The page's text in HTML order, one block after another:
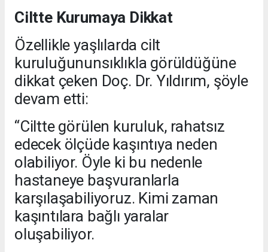
Ciltte Kurumaya Dikkat
Özellikle yaşlılarda cilt
kuruluğununsıklıkla görüldüğüne
dikkat çeken Doç. Dr. Yıldırım, şöyle
devam etti:
“Ciltte görülen kuruluk, rahatsız
edecek ölçüde kaşıntıya neden
olabiliyor. Öyle ki bu nedenle
hastaneye başvuranlarla
karşılaşabiliyoruz. Kimi zaman
kaşıntılara bağlı yaralar
oluşabiliyor.